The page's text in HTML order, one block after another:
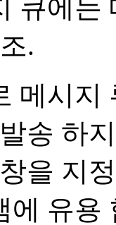
큐에는
.
메시지
송 하
을 지
에 유용